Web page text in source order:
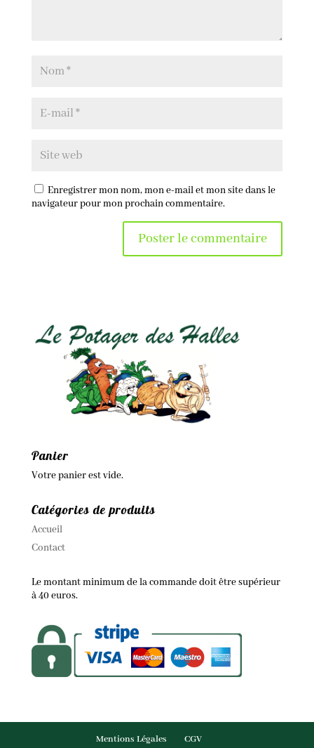
Enregistrer mon nom, mon e-mail et mon site dans le
navigateur pour mon prochain commentaire.
Panier
Votre panier est vide.
Catégories de produits
Accueil
Contact
Le montant minimum de la commande doit être supérieur
à 40 euros.
Mentions Légales CGV